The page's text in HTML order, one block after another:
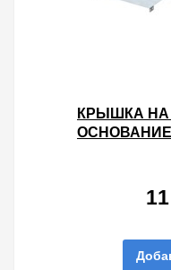
КРЫШКА НА
ОСНОВАНИЕ